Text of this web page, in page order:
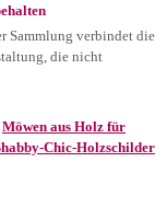
Sammlung verbindet die
die nicht
Möwen aus Holz für
Chic-Holzschilder